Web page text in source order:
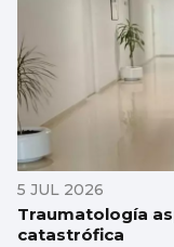
5 JUL 2026
Traumatología
catastrófica